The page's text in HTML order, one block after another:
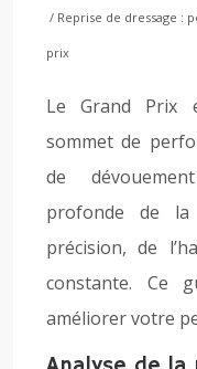
/ Reprise de dressage :
prix
Le Grand Prix
sommet de
de
profonde de
précision, de
constante. Ce
améliorer votre